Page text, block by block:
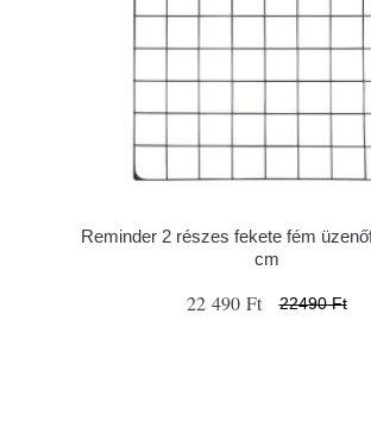
Reminder 2 részes fekete fém
cm
22 490 Ft 22490 Ft